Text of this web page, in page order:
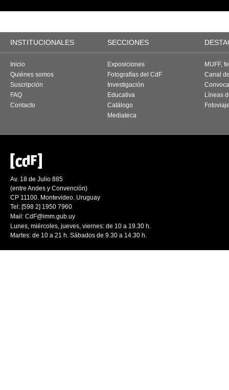
INSTITUCIONALES SECCIONES
Inicio
Quiénes somos
Suscripción
FAQ
Contacto
Exposiciones
Fotografías del CdF
Investigación
Educativa
Catálogo
Mediateca
MUFF,
Canal
Líneas
Av. 18 de Julio 885
(entre Andes y Convención)
CP 11100. Montevideo. Uruguay
Tel: [598 2] 1950 7960
Mail: CdF@imm.gub.uy
Lunes, miércoles, jueves, viernes: de 10 a 19.30 h.
Martes: de 10 a 21 h. Sábados de 9.30 a 14.30 h.